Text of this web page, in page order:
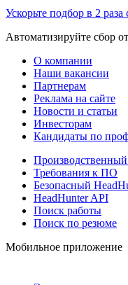
Ускорьте подбор в 2 раза
Автоматизируйте сбор
О компании
Наши вакансии
Партнерам
Реклама на сайте
Новости и статьи
Инвесторам
Кандидаты по
Производственный
Требования к ПО
Безопасный
HeadHunter API
Поиск работы
Поиск по резюме
Мобильное приложение